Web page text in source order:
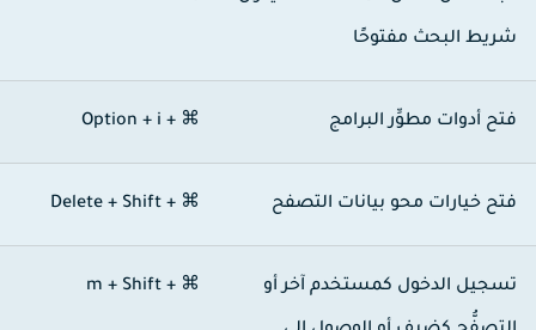
البحث مفتوحًا
أدوات مطوِّر البرامج ⌘ + Option + i
خيارات محو بيانات التصفح ⌘ + Shift‏ + Delete
الدخول كمستخدم آخر أو ⌘ + Shift‏ + m